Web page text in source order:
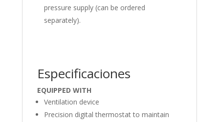
pressure supply (can be ordered
separately).
Especificaciones
EQUIPPED WITH
Ventilation device
Precision digital thermostat to maintain